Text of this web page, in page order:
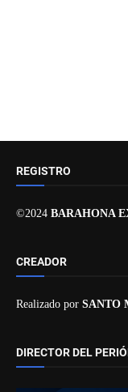
REGISTRO
©2024 BARAHONA
CREADOR
Realizado por SANTO
DIRECTOR DEL